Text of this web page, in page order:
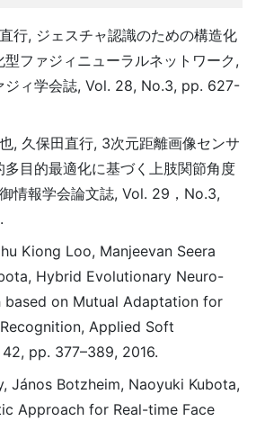
行, ジェスチャ認識のための構造化
ファジィニューラルネットワーク,
ジィ学会誌, Vol. 28, No.3, pp. 627-
, 久保田直行, 3次元距離画像センサ
多目的最適化に基づく上肢関節角度
情報学会論文誌, Vol. 29，No.3,
Kiong Loo, Manjeevan Seera
Hybrid Evolutionary Neuro-
based on Mutual Adaptation for
Applied Soft
pp. 377–389, 2016.
János Botzheim, Naoyuki Kubota,
Approach for Real-time Face